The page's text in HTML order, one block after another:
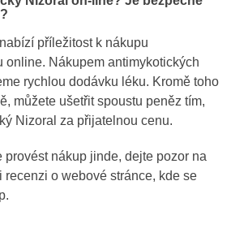
příležitost k nákupu
online. Nákupem antimykotických
rychlou dodávku léku. Kromě toho
můžete ušetřit spoustu peněz tím,
Nizoral za přijatelnou cenu.
provést nákup jinde, dejte pozor na
recenzi o webové stránce, kde se